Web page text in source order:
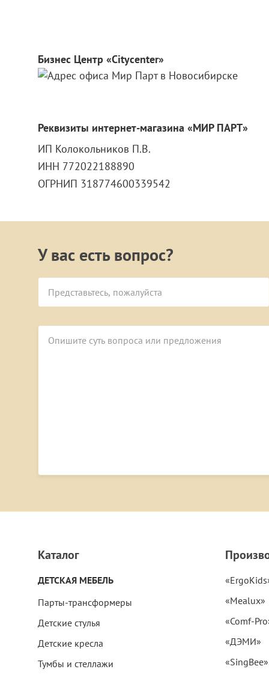
Бизнес Центр «Citycenter»
Реквизиты интернет-магазина «МИР ПАРТ»
ИП Колокольников П.В.
ИНН 772022188890
ОГРНИП 318774600339542
У вас есть вопрос?
Каталог
ДЕТСКАЯ МЕБЕЛЬ
Парты-трансформеры
Детские стулья
Детские кресла
Тумбы и стеллажи
«Mealux»
«Comf-
«ДЭМИ»
«SingBee»